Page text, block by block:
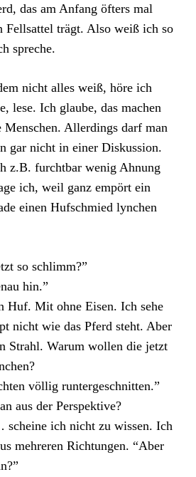
das am Anfang öfters mal
Fellsattel trägt. Also weiß ich so
spreche.
nicht alles weiß, höre ich
lese. Ich glaube, das machen
Menschen. Allerdings darf man
gar nicht in einer Diskussion.
z.B. furchtbar wenig Ahnung
ich, weil ganz empört ein
einen Hufschmied lynchen
so schlimm?”
hin.”
Huf. Mit ohne Eisen. Ich sehe
nicht wie das Pferd steht. Aber
Strahl. Warum wollen die jetzt
völlig runtergeschnitten.”
aus der Perspektive?
ich nicht zu wissen. Ich
mehreren Richtungen. “Aber